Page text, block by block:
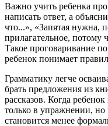
Важно учить ребенка
написать ответ, а
что...», «Запятая нужна,
прилагательное, потому
Такое проговаривание
ребенок понимает
Грамматику легче
брать предложения из
рассказов. Когда
только в упражнении, но
становится менее